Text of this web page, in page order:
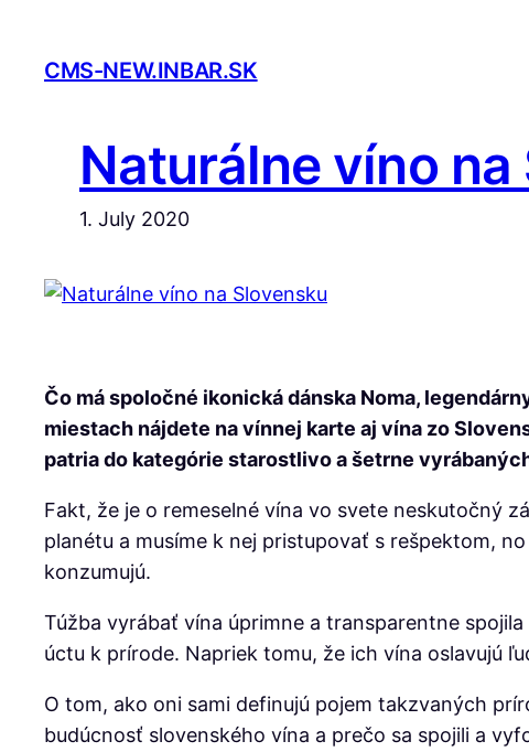
content
CMS-NEW.INBAR.SK
Naturálne víno na
1. July 2020
Čo má spoločné ikonická dánska Noma,
miestach nájdete na vínnej karte aj vína zo
patria do kategórie starostlivo a šetrne
Fakt, že je o remeselné vína vo svete neskutočný
planétu a musíme k nej pristupovať s rešpektom,
konzumujú.
Túžba vyrábať vína úprimne a transparentne
úctu k prírode. Napriek tomu, že ich vína oslavujú
O tom, ako oni sami definujú pojem takzvaných
budúcnosť slovenského vína a prečo sa spojili a